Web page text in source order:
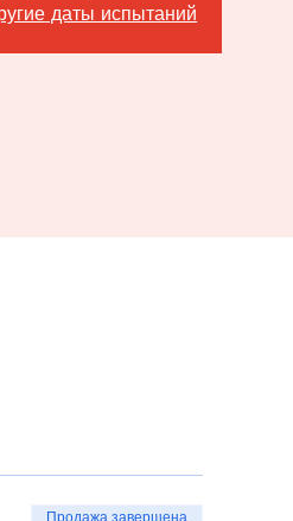
даты испытаний
Продажа завершена